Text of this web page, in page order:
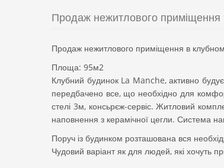
Продаж нежитлового
Продаж нежитлового приміщення в
Площа: 95м2
Клубний будинок La Manche, активно
передбачено все, що необхідно для
стелі 3м, консьрєж-сервіс. Житловий
наповнення з керамічної цегли. Система
Поруч із будинком розташована вся
Чудовий варіант як для людей, які хочуть